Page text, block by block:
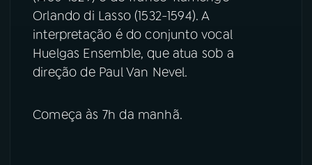
Orlando di Lasso (1532-1594). A
interpretação é do conjunto vocal
Huelgas Ensemble, que atua sob a
direção de Paul Van Nevel.
Começa às 7h da manhã.